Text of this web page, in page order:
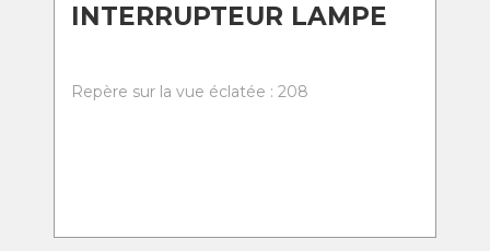
INTERRUPTEUR LAMPE
Repère sur la vue éclatée : 208